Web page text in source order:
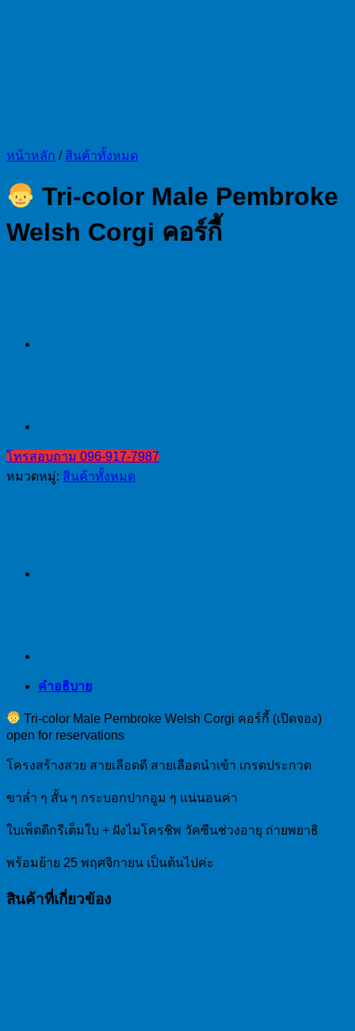
หน้าหลัก / สินค้าทั้งหมด
Tri-color Male Pembroke
Welsh Corgi คอร์กี้
โทรสอบถาม 096-917-7987
หมวดหมู่: สินค้าทั้งหมด
คำอธิบาย
Tri-color Male Pembroke Welsh Corgi คอร์กี้ (เปิดจอง)
open for reservations
โครงสร้างสวย สายเลือดดี สายเลือดนำเข้า เกรดประกวด
ขาล่ำ ๆ สั้น ๆ กระบอกปากอูม ๆ แน่นอนค่า
ใบเพ็ดดีกรีเต็มใบ + ฝังไมโครชิพ วัคซีนช่วงอายุ ถ่ายพยาธิ
พร้อมย้าย 25 พฤศจิกายน เป็นต้นไปค่ะ
สินค้าที่เกี่ยวข้อง